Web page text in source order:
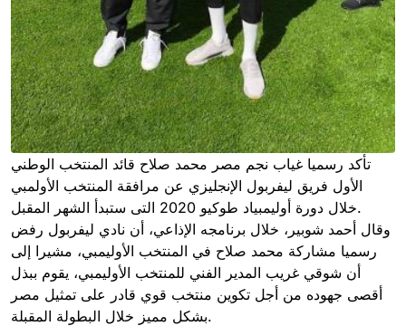
تأكد رسميا غياب نجم مصر محمد صلاح قائد المنتخب الوطني
الأول فريق ليفربول الإنجليزي عن مرافقة المنتخب الأولمبي
خلال دورة أوليمبياد طوكيو 2020 التى ستبدأ الشهر المقبل.
وقال أحمد شوبير، خلال برنامجه الإذاعي، أن نادي ليفربول رفض
رسميا مشاركة محمد صلاح في المنتخب الأوليمبي، مشيرا إلى
أن شوقي غريب المدير الفني للمنتخب الأوليمبي، يقوم ببذل
أقصى جهوده من أجل تكوين منتخب قوي قادر على تمثيل مصر
بشكل مميز خلال البطولة المقبلة.